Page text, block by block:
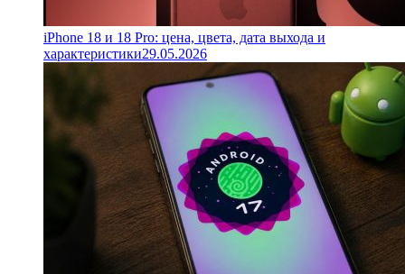
iPhone 18 и 18 Pro: цена, цвета, дата выхода и
характеристики29.05.2026